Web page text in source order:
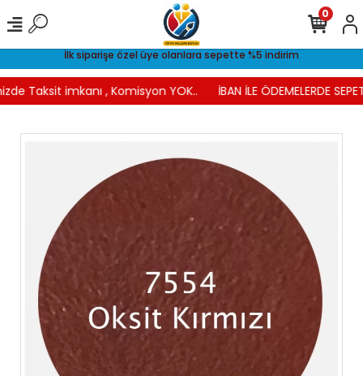
İlk siparişe özel üye olanlara sepette %5 indirim
Taksit imkanı , Komisyon YOK.. İBAN İLE ÖDEMELERDE
0